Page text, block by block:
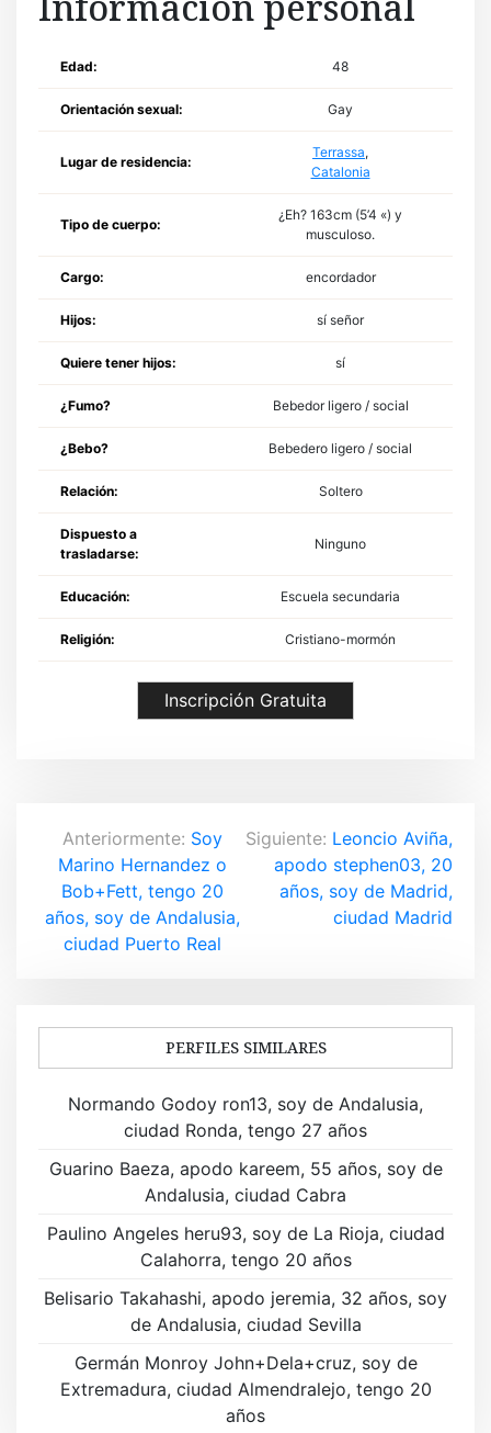
Edad: 48
Orientación sexual: Gay
Lugar de residencia:
Terrassa,
Catalonia
Tipo de cuerpo:
¿Eh? 163cm (5’4 «) y
musculoso.
Cargo: encordador
Hijos: sí señor
Quiere tener hijos: sí
¿Fumo? Bebedor ligero / social
¿Bebo? Bebedero ligero / social
Relación: Soltero
Dispuesto a
trasladarse:
Ninguno
Educación: Escuela secundaria
Religión: Cristiano-mormón
Inscripción Gratuita
N
v
ó
n
e
Anteriormente: Soy
Marino Hernandez o
Bob+Fett, tengo 20
años, soy de Andalusia,
ciudad Puerto Real
Siguiente: Leoncio Aviña,
apodo stephen03, 20
años, soy de Madrid,
ciudad Madrid
PERFILES SIMILARES
Normando Godoy ron13, soy de Andalusia,
ciudad Ronda, tengo 27 años
Guarino Baeza, apodo kareem, 55 años, soy de
Andalusia, ciudad Cabra
Paulino Angeles heru93, soy de La Rioja, ciudad
Calahorra, tengo 20 años
Belisario Takahashi, apodo jeremia, 32 años, soy
de Andalusia, ciudad Sevilla
Germán Monroy John+Dela+cruz, soy de
Extremadura, ciudad Almendralejo, tengo 20
años